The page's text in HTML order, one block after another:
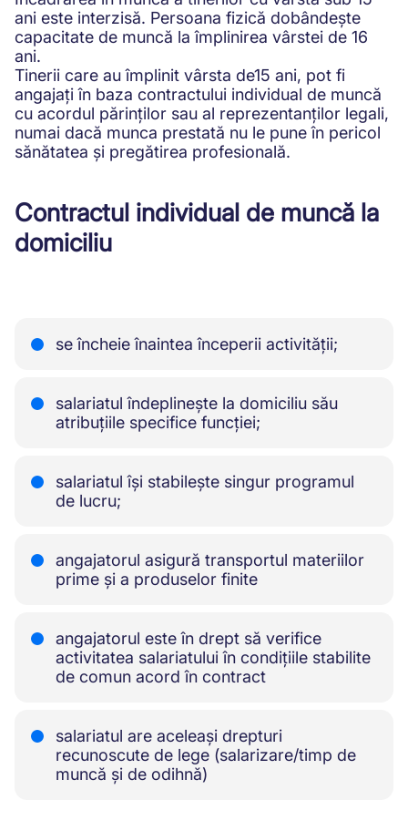
ani este interzisă. Persoana fizică dobândește
capacitate de muncă la împlinirea vârstei de 16
ani.
Tinerii care au împlinit vârsta de15 ani, pot fi
angajați în baza contractului individual de muncă
cu acordul părinților sau al reprezentanților legali,
numai dacă munca prestată nu le pune în pericol
sănătatea și pregătirea profesională.
Contractul individual de muncă la
domiciliu
se încheie înaintea începerii activității;
salariatul îndeplinește la domiciliu său
atribuțiile specifice funcției;
salariatul își stabilește singur programul
de lucru;
angajatorul asigură transportul materiilor
prime și a produselor finite
angajatorul este în drept să verifice
activitatea salariatului în condițiile stabilite
de comun acord în contract
salariatul are aceleași drepturi
recunoscute de lege (salarizare/timp de
muncă și de odihnă)